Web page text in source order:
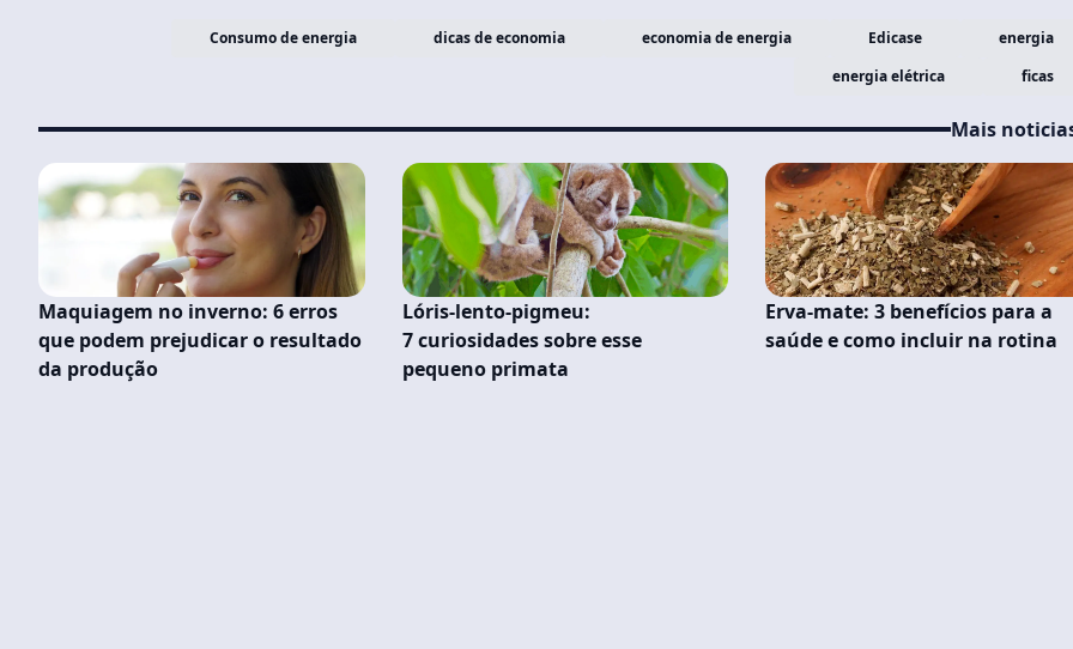
Consumo de energia dicas de economia economia de energia Edicase
energia
energia elétrica
ficas
Mais
Maquiagem no inverno: 6 erros
que podem prejudicar o resultado
da produção
Lóris-lento-pigmeu:
7 curiosidades sobre esse
pequeno primata
Erva-mate: 3 benefícios para a
saúde e como incluir na rotina